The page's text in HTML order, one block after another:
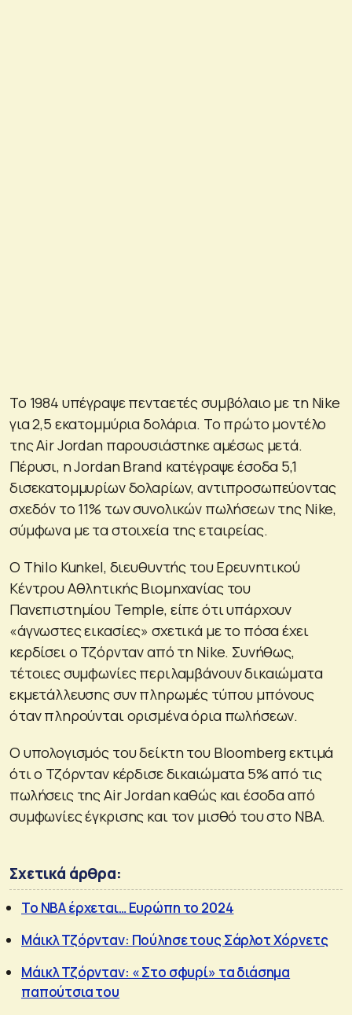
Το 1984 υπέγραψε πενταετές συμβόλαιο με τη Nike
για 2,5 εκατομμύρια δολάρια. Το πρώτο μοντέλο
της Air Jordan παρουσιάστηκε αμέσως μετά.
Πέρυσι, η Jordan Brand κατέγραψε έσοδα 5,1
δισεκατομμυρίων δολαρίων, αντιπροσωπεύοντας
σχεδόν το 11% των συνολικών πωλήσεων της Nike,
σύμφωνα με τα στοιχεία της εταιρείας.
Ο Thilo Kunkel, διευθυντής του Ερευνητικού
Κέντρου Αθλητικής Βιομηχανίας του
Πανεπιστημίου Temple, είπε ότι υπάρχουν
«άγνωστες εικασίες» σχετικά με το πόσα έχει
κερδίσει ο Τζόρνταν από τη Nike. Συνήθως,
τέτοιες συμφωνίες περιλαμβάνουν δικαιώματα
εκμετάλλευσης συν πληρωμές τύπου μπόνους
όταν πληρούνται ορισμένα όρια πωλήσεων.
Ο υπολογισμός του δείκτη του Bloomberg εκτιμά
ότι ο Τζόρνταν κέρδισε δικαιώματα 5% από τις
πωλήσεις της Air Jordan καθώς και έσοδα από
συμφωνίες έγκρισης και τον μισθό του στο NBA.
Σχετικά άρθρα:
Το NBA έρχεται… Ευρώπη το 2024
Μάικλ Τζόρνταν: Πούλησε τους Σάρλοτ Χόρνετς
Μάικλ Τζόρνταν: « Στο σφυρί» τα διάσημα
παπούτσια του